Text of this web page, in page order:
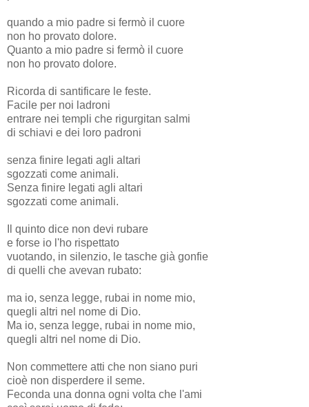
quando a mio padre si fermò il cuore
non ho provato dolore.
Quanto a mio padre si fermò il cuore
non ho provato dolore.
Ricorda di santificare le feste.
Facile per noi ladroni
entrare nei templi che rigurgitan salmi
di schiavi e dei loro padroni
senza finire legati agli altari
sgozzati come animali.
Senza finire legati agli altari
sgozzati come animali.
Il quinto dice non devi rubare
e forse io l'ho rispettato
vuotando, in silenzio, le tasche già gonfie
di quelli che avevan rubato:
ma io, senza legge, rubai in nome mio,
quegli altri nel nome di Dio.
Ma io, senza legge, rubai in nome mio,
quegli altri nel nome di Dio.
Non commettere atti che non siano puri
cioè non disperdere il seme.
Feconda una donna ogni volta che l'ami